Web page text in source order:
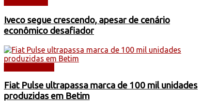
Iveco segue crescendo, apesar de cenário
econômico desafiador
Fiat Pulse ultrapassa marca de 100 mil unidades
produzidas em Betim